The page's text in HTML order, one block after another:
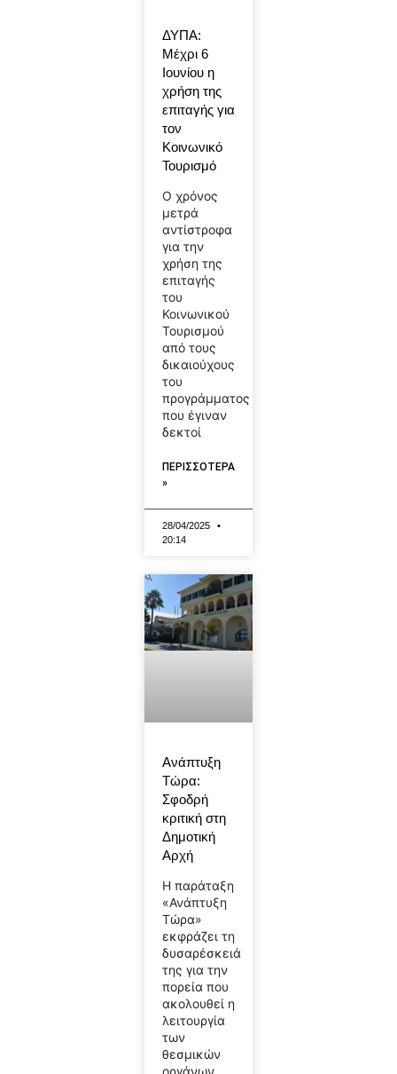
ΔΥΠΑ:
Μέχρι 6
Ιουνίου η
χρήση της
επιταγής για
τον
Κοινωνικό
Τουρισμό
Ο χρόνος
μετρά
αντίστροφα
για την
χρήση της
επιταγής
του
Κοινωνικού
Τουρισμού
από τους
δικαιούχους
του
προγράμματος
που έγιναν
δεκτοί
ΠΕΡΙΣΣΟΤΕΡΑ
»
28/04/2025
20:14
Ανάπτυξη
Τώρα:
Σφοδρή
κριτική στη
Δημοτική
Αρχή
Η παράταξη
«Ανάπτυξη
Τώρα»
εκφράζει τη
δυσαρέσκειά
της για την
πορεία που
ακολουθεί η
λειτουργία
των
θεσμικών
οργάνων